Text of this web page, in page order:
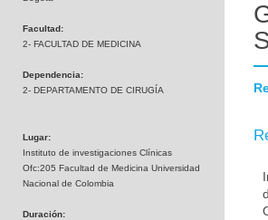
Facultad:
2- FACULTAD DE MEDICINA
Dependencia:
2- DEPARTAMENTO DE CIRUGÍA
Lugar:
Instituto de investigaciones Clínicas
Ofc:205 Facultad de Medicina Universidad
Nacional de Colombia
Duración: